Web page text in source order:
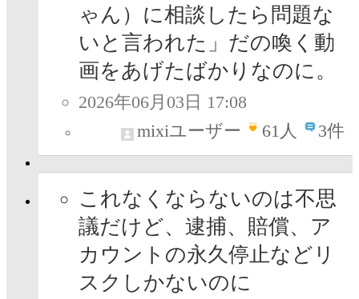
ゃん）に相談したら問題な
いと言われた」だの喚く動
画をあげたばかりなのに。
2026年06月03日 17:08
mixiユーザー
61人 3件
これなくならないのは不思
議だけど、逮捕、賠償、ア
カウントの永久停止などリ
スクしかないのに